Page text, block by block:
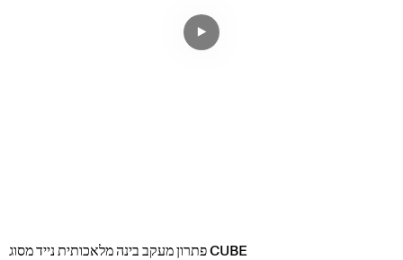
פתרון מעקב בינה מלאכותית נייד מסוג CUBE